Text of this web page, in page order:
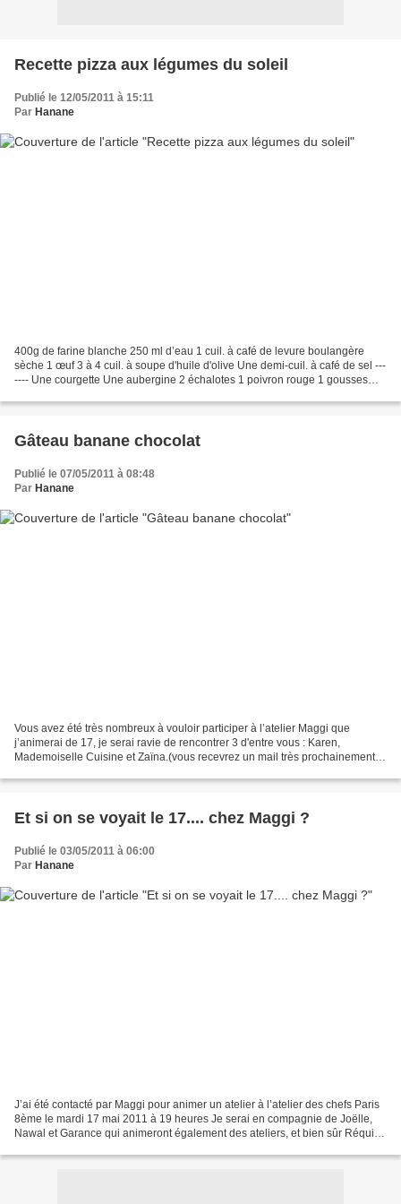
Recette pizza aux légumes du soleil
Publié le 12/05/2011 à 15:11
Par Hanane
400g de farine blanche 250 ml d’eau 1 cuil. à café de levure boulangère
sèche 1 œuf 3 à 4 cuil. à soupe d'huile d'olive Une demi-cuil. à café de sel ---
---- Une courgette Une aubergine 2 échalotes 1 poivron rouge 1 gousses
Gâteau banane chocolat
Publié le 07/05/2011 à 08:48
Par Hanane
Vous avez été très nombreux à vouloir participer à l’atelier Maggi que
j’animerai de 17, je serai ravie de rencontrer 3 d'entre vous : Karen,
Mademoiselle Cuisine et Zaïna.(vous recevrez un mail très prochainement
Et si on se voyait le 17.... chez Maggi ?
Publié le 03/05/2011 à 06:00
Par Hanane
J’ai été contacté par Maggi pour animer un atelier à l’atelier des chefs Paris
8ème le mardi 17 mai 2011 à 19 heures Je serai en compagnie de Joëlle,
Nawal et Garance qui animeront également des ateliers, et bien sûr Réquia